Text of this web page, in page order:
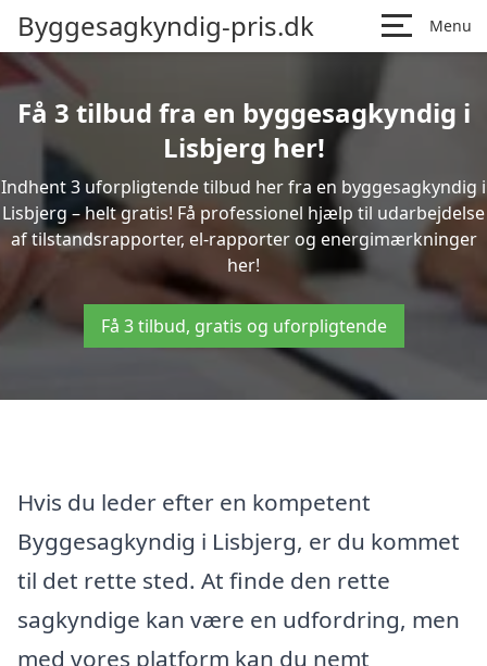
Byggesagkyndig-pris.dk Menu
Få 3 tilbud fra en byggesagkyndig i
Lisbjerg her!
Indhent 3 uforpligtende tilbud her fra en byggesagkyndig i
Lisbjerg – helt gratis! Få professionel hjælp til udarbejdelse
af tilstandsrapporter, el-rapporter og energimærkninger
her!
Få 3 tilbud, gratis og uforpligtende
Hvis du leder efter en kompetent
Byggesagkyndig i Lisbjerg, er du kommet
til det rette sted. At finde den rette
sagkyndige kan være en udfordring, men
med vores platform kan du nemt